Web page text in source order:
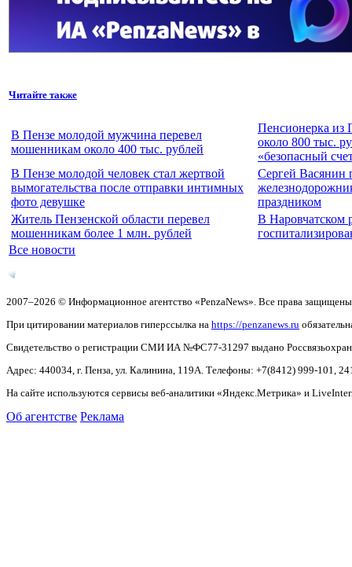
Читайте также
В Пензе молодой мужчина перевел
мошенникам около 400 тыс. рублей
Пенсионерка из
около 800 тыс.
«безопасный
В Пензе молодой человек стал жертвой
вымогательства после отправки интимных
фото девушке
Сергей Васянин
праздником
Житель Пензенской области перевел
мошенникам более 1 млн. рублей
В Наровчатском
Все новости
2007–2026 © Информационное агентство «PenzaNews». Все права
При цитировании материалов гиперссылка на https://penzanews.ru
Свидетельство о регистрации СМИ ИА №ФС77-31297 выдано
Адрес: 440034, г. Пенза, ул. Калинина, 119А. Телефоны: +7(8412) 999-101,
На сайте используются сервисы веб-аналитики «Яндекс.Метрика» и
Об агентстве Реклама